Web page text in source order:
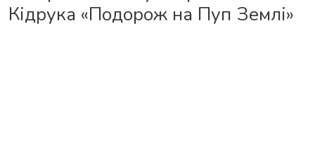
Кідрука «Подорож на Пуп Землі»